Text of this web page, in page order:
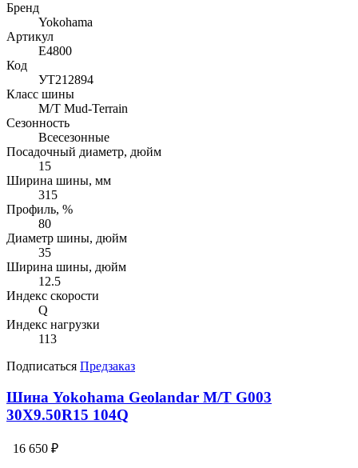
Бренд
Yokohama
Артикул
E4800
Код
УТ212894
Класс шины
M/T Mud-Terrain
Сезонность
Всесезонные
Посадочный диаметр, дюйм
15
Ширина шины, мм
315
Профиль, %
80
Диаметр шины, дюйм
35
Ширина шины, дюйм
12.5
Индекс скорости
Q
Индекс нагрузки
113
Подписаться Предзаказ
Шина Yokohama Geolandar M/T G003
30X9.50R15 104Q
16 650 ₽